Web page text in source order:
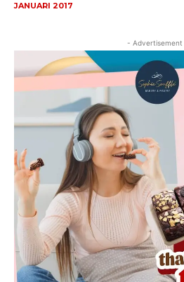
JANUARI 2017
- Advertisement